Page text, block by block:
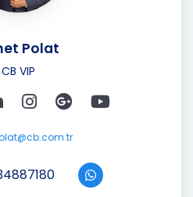
Polat
CB VIP